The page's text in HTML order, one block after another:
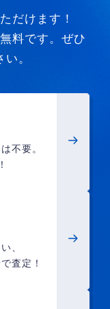
だけます！
料です。ぜひ
。
不要。
、
査定！